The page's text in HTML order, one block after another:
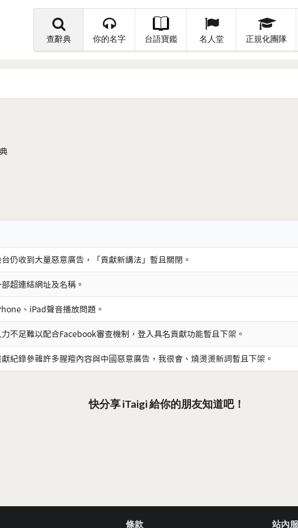
查辭典 你的名字 台語寶鑑 名人堂 正規化團隊
仍收到大量惡意廣告，「貢獻新講法」暫且關閉。
超連結網址及名稱。
、iPad聲音播放問題。
不足難以配合Facebook審查機制，登入具名貢獻功能暫且下架。
紀錄參雜許多腥羶內容與中國惡意廣告，我很會、燒燙燙新詞暫且下架。
快分享 iTaigi 給你的朋友知道吧！
條款 站內